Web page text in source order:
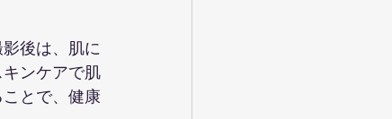
後は、肌に
ンケアで肌
とで、健康